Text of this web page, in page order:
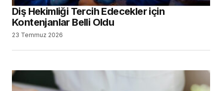
Diş Hekimliği Tercih Edecekler için
Kontenjanlar Belli Oldu
23 Temmuz 2026